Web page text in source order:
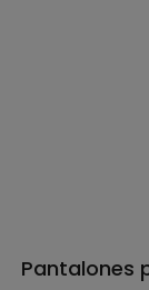
Pantalones